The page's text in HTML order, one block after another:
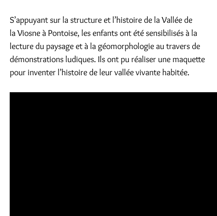
S’appuyant sur la structure et l’histoire de la Vallée de
la Viosne à Pontoise, les enfants ont été sensibilisés à la
lecture du paysage et à la géomorphologie au travers de
démonstrations ludiques. Ils ont pu réaliser une maquette
pour inventer l’histoire de leur vallée vivante habitée.